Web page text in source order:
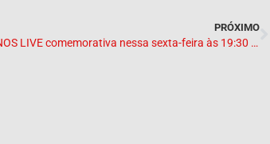
PRÓXIMO
SINTESPEM 20 ANOS LIVE comemorativa nessa sexta-feira às 19:30 horas